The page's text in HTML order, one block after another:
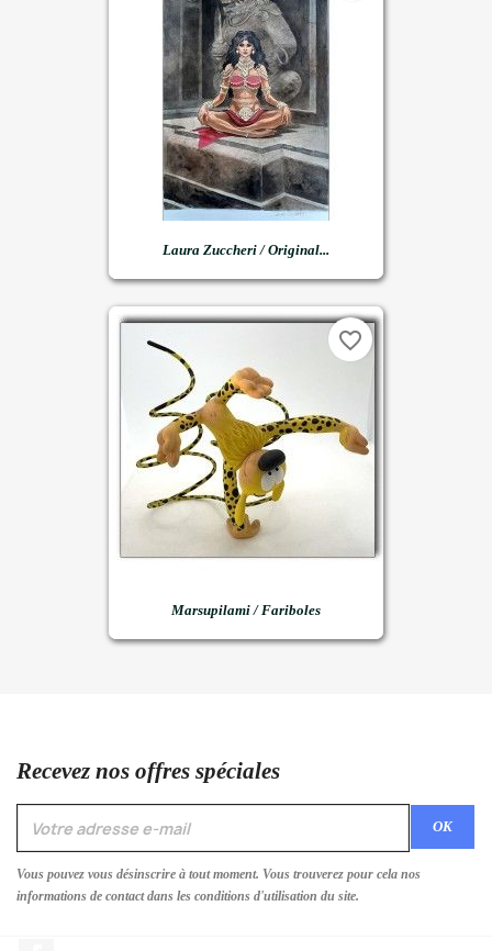
Laura Zuccheri / Original...
Marsupilami / Fariboles
favorite_border
Recevez nos offres spéciales
Vous pouvez vous désinscrire à tout moment. Vous trouverez pour cela nos
informations de contact dans les conditions d'utilisation du site.